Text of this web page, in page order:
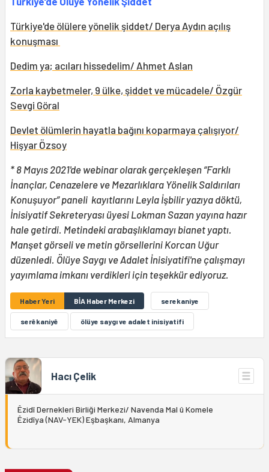
Türkiye'de ölülere yönelik şiddet/ Derya Aydın açılış
konuşması
Dedim ya; acıları hissedelim/ Ahmet Aslan
Zorla kaybetmeler, 9 ülke, şiddet ve mücadele/ Özgür
Sevgi Göral
Devlet ölümlerin hayatla bağını koparmaya çalışıyor/
Hişyar Özsoy
* 8 Mayıs 2021'de webinar olarak gerçekleşen “Farklı
İnançlar, Cenazelere ve Mezarlıklara Yönelik Saldırıları
Konuşuyor” paneli kayıtlarını Leyla İşbilir yazıya döktü,
İnisiyatif Sekreteryası üyesi Lokman Sazan yayına hazır
hale getirdi. Metindeki arabaşlıklamayı bianet yaptı.
Manşet görseli ve metin görsellerini Korcan Uğur
düzenledi. Ölüye Saygı ve Adalet İnisiyatifi'ne çalışmayı
yayımlama imkanı verdikleri için teşekkür ediyoruz.
Haber Yeri BİA Haber Merkezi serekaniye
serêkaniyê ölüye saygı ve adalet inisiyatifi
Hacı Çelik
Êzidî Dernekleri Birliği Merkezi/ Navenda Mal û Komele
Êzidîya (NAV-YEK) Eşbaşkanı, Almanya